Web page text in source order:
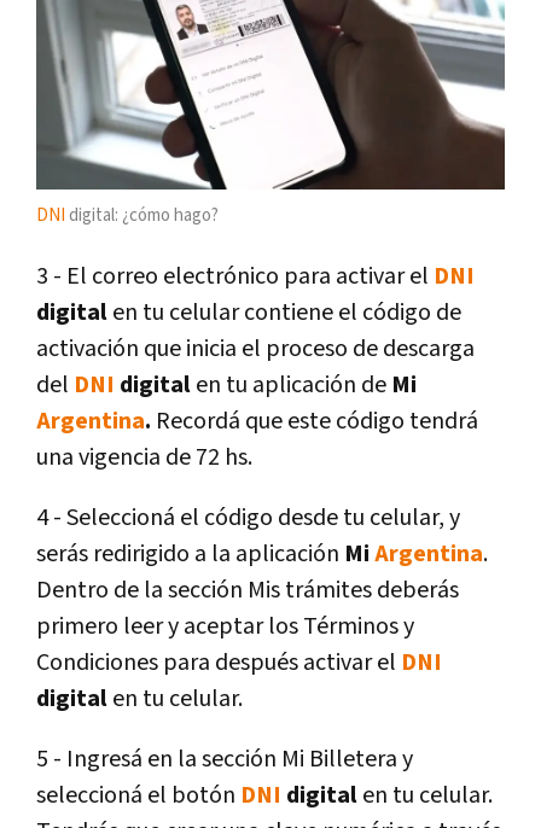
DNI digital: ¿cómo hago?
3 - El correo electrónico para activar el DNI
digitalen tu celular contiene el código de
activación que inicia el proceso de descarga
del DNI digitalen tu aplicación de Mi
Argentina. Recordá que este código tendrá
una vigencia de 72 hs.
4 - Seleccioná el código desde tu celular, y
serás redirigido a la aplicación MiArgentina.
Dentro de la sección Mis trámites deberás
primero leer y aceptar los Términos y
Condiciones para después activar el DNI
digitalen tu celular.
5 - Ingresá en la sección Mi Billetera y
seleccioná el botón DNI digitalen tu celular.